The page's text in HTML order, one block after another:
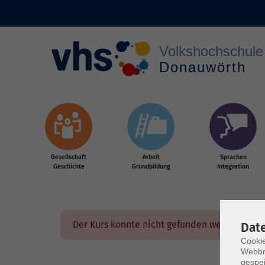
Gesellschaft
Geschichte
Arbeit
Grundbildung
Sprachen
Integration
Der Kurs konnte nicht gefunden werden.